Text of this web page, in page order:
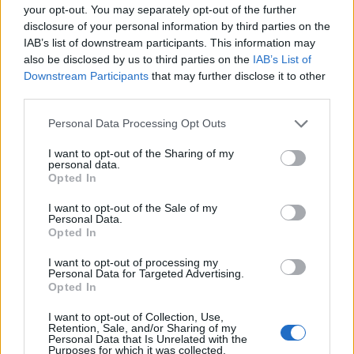
your opt-out. You may separately opt-out of the further
disclosure of your personal information by third parties on the
IAB’s list of downstream participants. This information may
also be disclosed by us to third parties on the IAB’s List of
Downstream Participants that may further disclose it to other
Personal Data Processing Opt Outs
I want to opt-out of the Sharing of my
personal data.
Opted In
I want to opt-out of the Sale of my
Personal Data.
Opted In
I want to opt-out of processing my
Personal Data for Targeted Advertising.
Opted In
I want to opt-out of Collection, Use,
Retention, Sale, and/or Sharing of my
Personal Data that Is Unrelated with the
Purposes for which it was collected.
Ce partid ați vota dacă alegerile parlamentare ar avea
USR
PSD
AUR
UDMR
PMP (Tomac)
Forța Dreptei (L. Orban)
PNȚMM